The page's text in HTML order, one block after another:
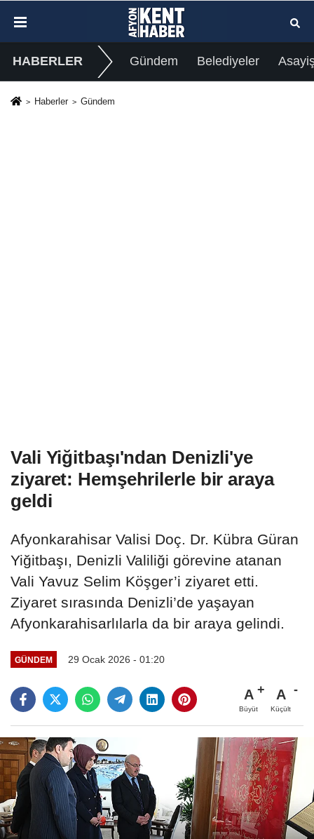
HABERLER Gündem Belediyeler
Haberler Gündem
Vali Yiğitbaşı'ndan Denizli'ye
ziyaret: Hemşehrilerle bir araya
geldi
Afyonkarahisar Valisi Doç. Dr. Kübra Güran
Yiğitbaşı, Denizli Valiliği görevine atanan
Vali Yavuz Selim Köşger’i ziyaret etti.
Ziyaret sırasında Denizli’de yaşayan
Afyonkarahisarlılarla da bir araya gelindi.
GÜNDEM 29 Ocak 2026 - 01:20
A
Büyüt
A
Küçült